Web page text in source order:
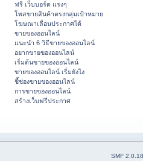
ฟรี เว็บบอร์ด แรงๆ
โพสขายสินค้าตรงกลุ่มเป้าหมาย
โฆษณาเลื่อนประกาศได้
ขายของออนไลน์
แนะนำ 6 วิธีขายของออนไลน์
อยากขายของออนไลน์
เริ่มต้นขายของออนไลน์
ขายของออนไลน์ เริ่มยังไง
ชี้ช่องขายของออนไลน์
การขายของออนไลน์
สร้างเว็บฟรีประกาศ
SMF 2.0.18